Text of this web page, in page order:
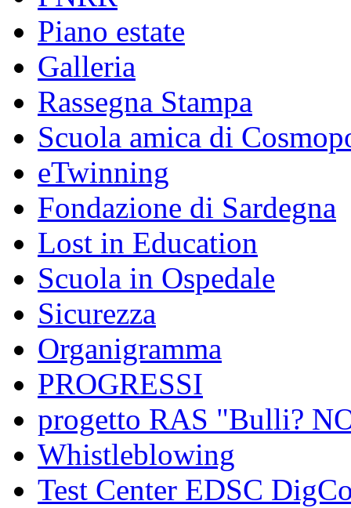
Piano estate
Galleria
Rassegna Stampa
Scuola amica di
eTwinning
Fondazione di Sardegna
Lost in Education
Scuola in Ospedale
Sicurezza
Organigramma
PROGRESSI
progetto RAS "Bulli?
Whistleblowing
Test Center EDSC